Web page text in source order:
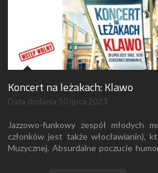
Koncert na leżakach: Klawo
Data dodania 10 lipca 2023
Jazzowo-funkowy zespół młodych
członków jest także włocławianin),
Muzycznej. Absurdalne poczucie